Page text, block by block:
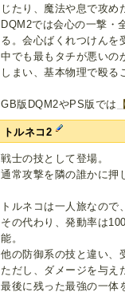
じたり、魔法や息で攻め
DQM2では会心の一撃・
る。会心ばくれつけんを
中でも最もタチが悪いの
しまい、基本物理で殴る
GB版DQM2やPS版では
トルネコ2
戦士の技として登場。
通常攻撃を隣の誰かに押
トルネコは一人旅なので
その代わり、発動率は
能。
他の防御系の技と違い、
ただし、ダメージを与え
最後に残った最強の一体